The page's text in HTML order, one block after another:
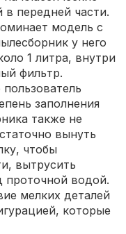
в передней части.
модель с
у него
1 литра, внутри
фильтр.
заполнения
также не
вынуть
чтобы
вытрусить
проточной водой.
мелких деталей
которые